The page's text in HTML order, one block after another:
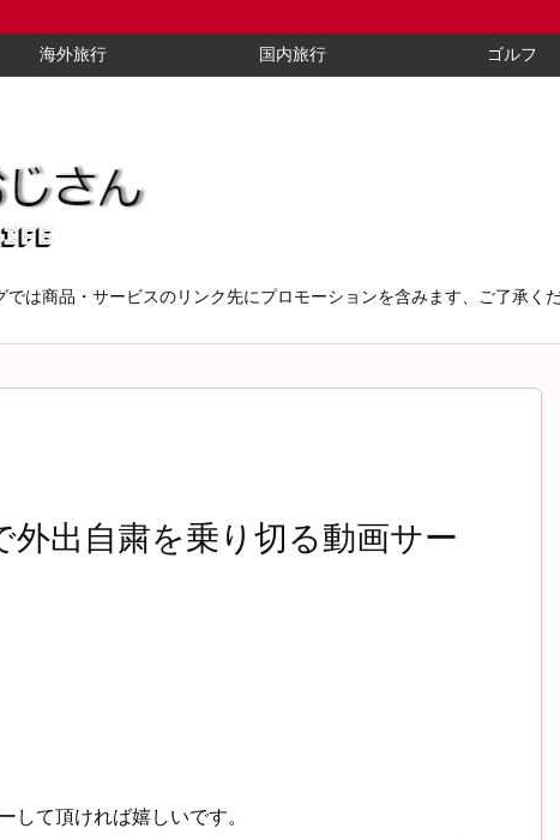
海外旅行 国内旅行 ゴルフ
商品・サービスのリンク先にプロモーションを含みます、ご了承く
外出自粛を乗り切る動画サー
て頂ければ嬉しいです。